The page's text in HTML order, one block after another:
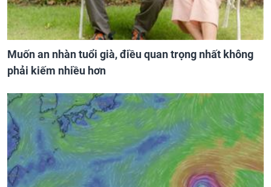
Muốn an nhàn tuổi già, điều quan trọng nhất không
phải kiếm nhiều hơn